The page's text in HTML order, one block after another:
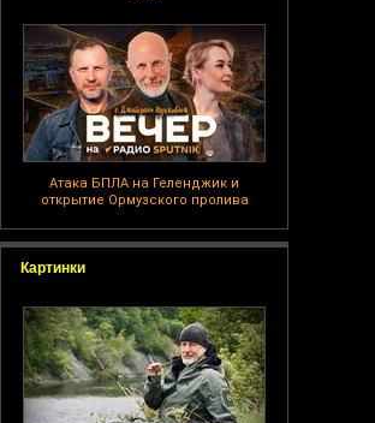
Атака БПЛА на Геленджик и
открытие Ормузского пролива
Картинки